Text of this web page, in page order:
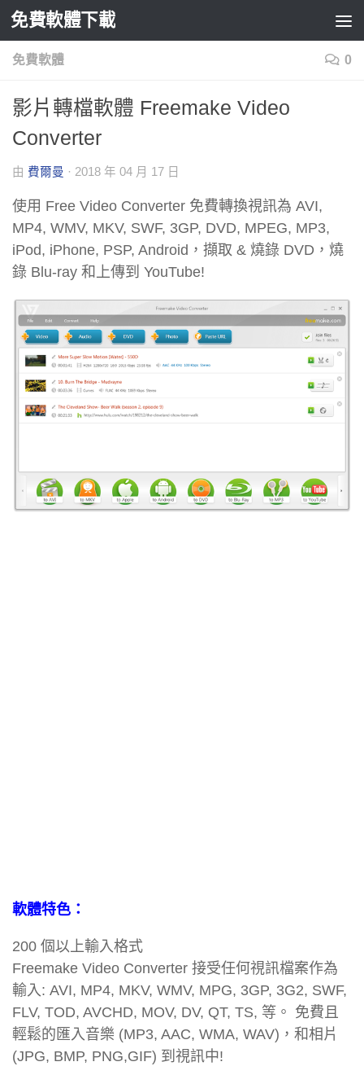
Skip to content
免費軟體下載
免費軟體 0
影片轉檔軟體 Freemake Video
Converter
由 費爾曼 · 2018 年 04 月 17 日
使用 Free Video Converter 免費轉換視訊為 AVI,
MP4, WMV, MKV, SWF, 3GP, DVD, MPEG, MP3,
iPod, iPhone, PSP, Android，擷取 & 燒錄 DVD，燒
錄 Blu-ray 和上傳到 YouTube!
軟體特色：
200 個以上輸入格式
Freemake Video Converter 接受任何視訊檔案作為
輸入: AVI, MP4, MKV, WMV, MPG, 3GP, 3G2, SWF,
FLV, TOD, AVCHD, MOV, DV, QT, TS, 等。 免費且
輕鬆的匯入音樂 (MP3, AAC, WMA, WAV)，和相片
(JPG, BMP, PNG,GIF) 到視訊中!